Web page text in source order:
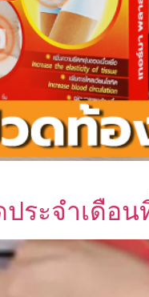
ประจำเดื